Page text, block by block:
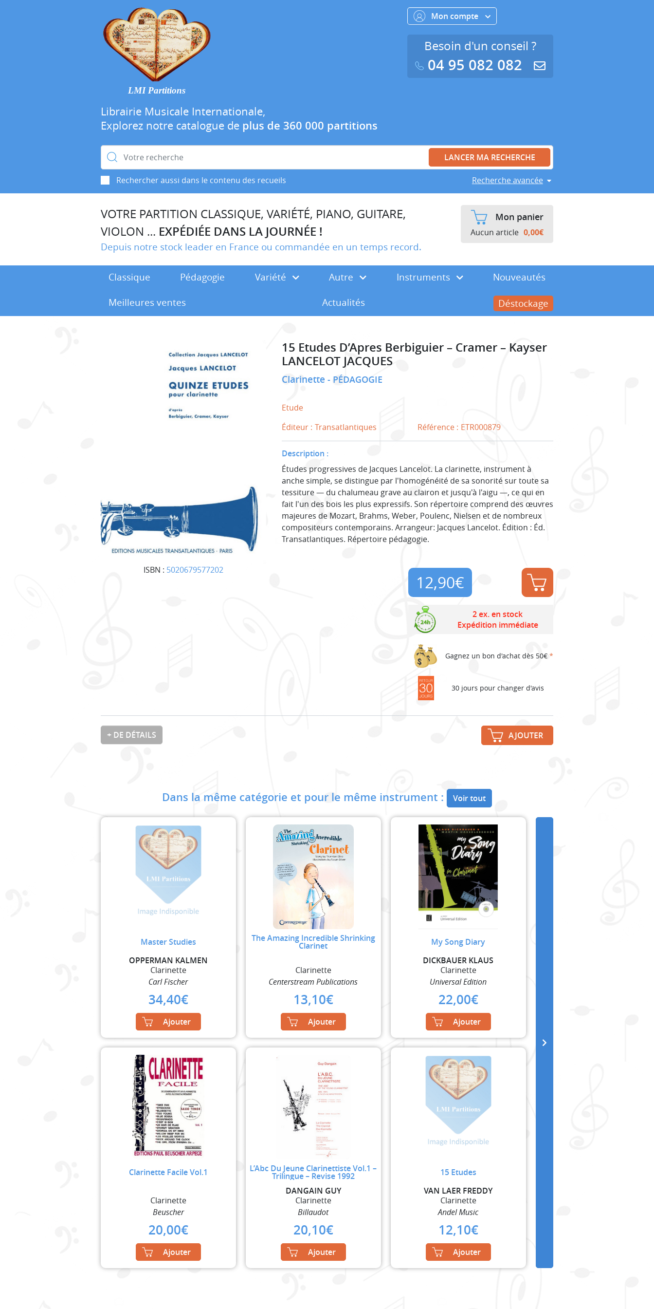
LMI Partitions
Librairie Musicale Internationale,
Explorez notre catalogue de plus de 360 000 partitions
Rechercher :
Rechercher aussi dans le contenu des recueils Recherche avancée
Mon compte
Besoin d'un conseil ?
04 95 082 082
VOTRE PARTITION CLASSIQUE, VARIÉTÉ, PIANO, GUITARE,
VIOLON ... EXPÉDIÉE DANS LA JOURNÉE !
Depuis notre stock leader en France ou commandée en un temps record.
Mon panier
Aucun article 0,00€
Classique Pédagogie Variété Autre Instruments
Nouveautés
Meilleures ventes
Actualités Déstockage
ISBN : 5020679577202
15 Etudes D’Apres Berbiguier – Cramer – Kayser
LANCELOT JACQUES
Clarinette PÉDAGOGIE
Etude
Éditeur : Transatlantiques Référence : ETR000879
Description :
Études progressives de Jacques Lancelot. La clarinette, instrument à
anche simple, se distingue par l'homogénéité de sa sonorité sur toute sa
tessiture — du chalumeau grave au clairon et jusqu'à l'aigu —, ce qui en
fait l'un des bois les plus expressifs. Son répertoire comprend des œuvres
majeures de Mozart, Brahms, Weber, Poulenc, Nielsen et de nombreux
compositeurs contemporains. Arrangeur: Jacques Lancelot. Édition : Éd.
Transatlantiques. Répertoire pédagogie.
12,90€
2 ex. en stock
Expédition immédiate
Gagnez un bon d'achat dès 50€ *
30 jours pour changer d'avis
+ DE DÉTAILS AJOUTER
Dans la même catégorie et pour le même instrument : Voir tout
Master Studies
OPPERMAN KALMEN
Clarinette
Carl Fischer
34,40€
Ajouter
The Amazing Incredible Shrinking
Clarinet
Clarinette
Centerstream Publications
13,10€
Ajouter
My Song Diary
DICKBAUER KLAUS
Clarinette
Universal Edition
22,00€
Ajouter
Clarinette Facile Vol.1
Clarinette
Beuscher
20,00€
Ajouter
L’Abc Du Jeune Clarinettiste Vol.1 –
Trilingue – Revise 1992
DANGAIN GUY
Clarinette
Billaudot
20,10€
Ajouter
15 Etudes
VAN LAER FREDDY
Clarinette
Andel Music
12,10€
Ajouter